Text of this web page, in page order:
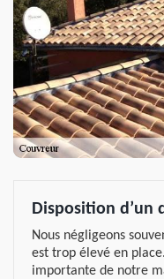
Disposition d’un
Nous négligeons
est trop élevé en
importante de notre